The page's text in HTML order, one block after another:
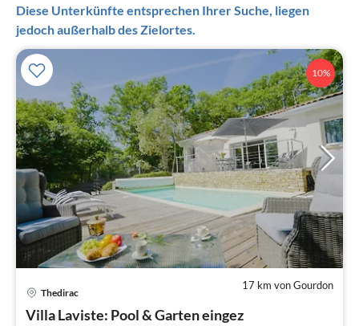
Diese Unterkünfte entsprechen Ihrer Suche, liegen
jedoch außerhalb des Zielortes.
10%
17 km von Gourdon
Thedirac
Villa Laviste: Pool & Garten eingez